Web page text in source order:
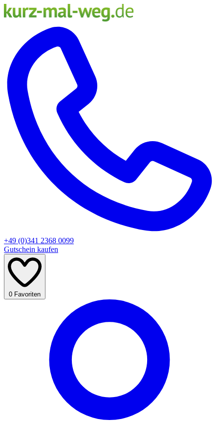
+49 (0)341 2368 0099
Gutschein kaufen
0 Favoriten